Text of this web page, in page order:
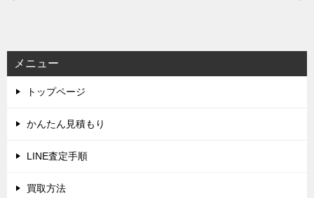
ビ
ゲ
ー
シ
メニュー
トップページ
かんたん見積もり
LINE査定手順
買取方法